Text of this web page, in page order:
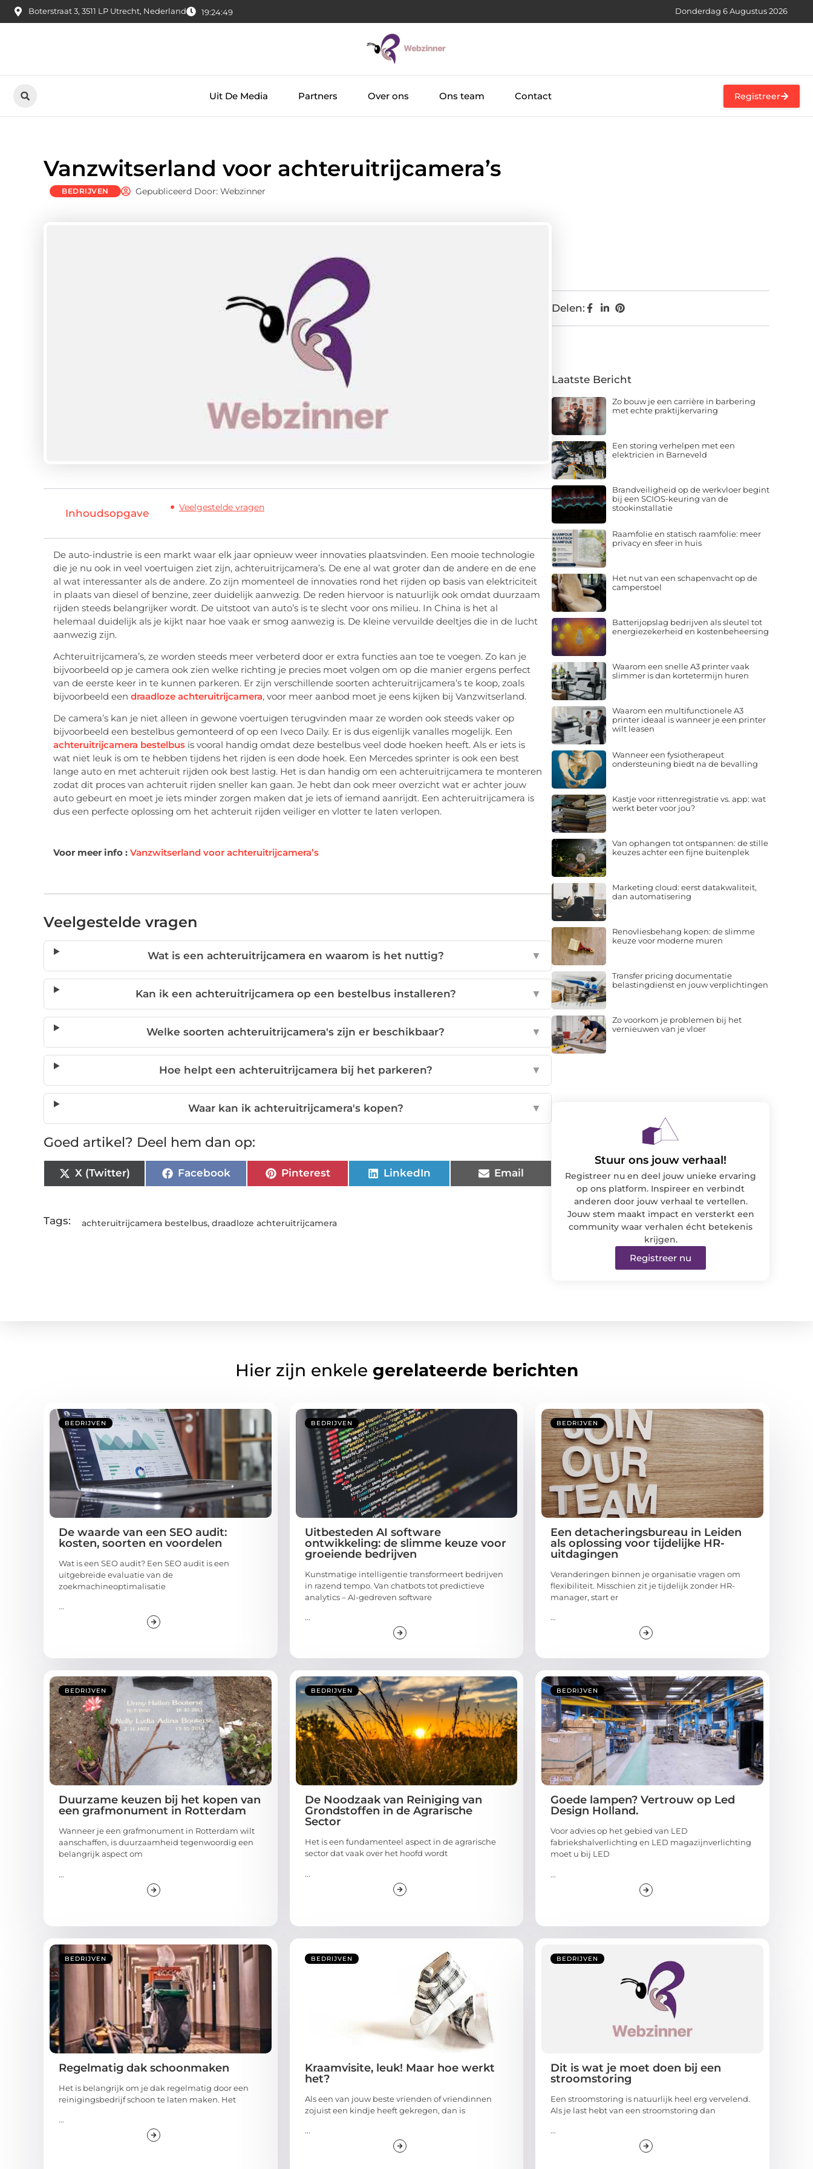
Boterstraat 3, 3511 LP Utrecht, Nederland 19:24:51 Donderdag 6 Augustus 2026
Uit De Media Partners Over ons Ons team Contact Registreer
Vanzwitserland voor achteruitrijcamera’s
BEDRIJVEN Gepubliceerd Door: Webzinner
Inhoudsopgave Veelgestelde vragen
De auto-industrie is een markt waar elk jaar opnieuw weer innovaties plaatsvinden. Een mooie technologie
die je nu ook in veel voertuigen ziet zijn, achteruitrijcamera’s. De ene al wat groter dan de andere en de ene
al wat interessanter als de andere. Zo zijn momenteel de innovaties rond het rijden op basis van elektriciteit
in plaats van diesel of benzine, zeer duidelijk aanwezig. De reden hiervoor is natuurlijk ook omdat duurzaam
rijden steeds belangrijker wordt. De uitstoot van auto’s is te slecht voor ons milieu. In China is het al
helemaal duidelijk als je kijkt naar hoe vaak er smog aanwezig is. De kleine vervuilde deeltjes die in de lucht
aanwezig zijn.
Achteruitrijcamera’s, ze worden steeds meer verbeterd door er extra functies aan toe te voegen. Zo kan je
bijvoorbeeld op je camera ook zien welke richting je precies moet volgen om op die manier ergens perfect
van de eerste keer in te kunnen parkeren. Er zijn verschillende soorten achteruitrijcamera’s te koop, zoals
bijvoorbeeld een draadloze achteruitrijcamera, voor meer aanbod moet je eens kijken bij Vanzwitserland.
De camera’s kan je niet alleen in gewone voertuigen terugvinden maar ze worden ook steeds vaker op
bijvoorbeeld een bestelbus gemonteerd of op een Iveco Daily. Er is dus eigenlijk vanalles mogelijk. Een
achteruitrijcamera bestelbus is vooral handig omdat deze bestelbus veel dode hoeken heeft. Als er iets is
wat niet leuk is om te hebben tijdens het rijden is een dode hoek. Een Mercedes sprinter is ook een best
lange auto en met achteruit rijden ook best lastig. Het is dan handig om een achteruitrijcamera te monteren
zodat dit proces van achteruit rijden sneller kan gaan. Je hebt dan ook meer overzicht wat er achter jouw
auto gebeurt en moet je iets minder zorgen maken dat je iets of iemand aanrijdt. Een achteruitrijcamera is
dus een perfecte oplossing om het achteruit rijden veiliger en vlotter te laten verlopen.
Voor meer info : Vanzwitserland voor achteruitrijcamera’s
Veelgestelde vragen
Wat is een achteruitrijcamera en waarom is het nuttig? ▼
Kan ik een achteruitrijcamera op een bestelbus installeren? ▼
Welke soorten achteruitrijcamera's zijn er beschikbaar? ▼
Hoe helpt een achteruitrijcamera bij het parkeren? ▼
Waar kan ik achteruitrijcamera's kopen? ▼
Goed artikel? Deel hem dan op:
X (Twitter) Facebook Pinterest LinkedIn Email
Tags: achteruitrijcamera bestelbus, draadloze achteruitrijcamera
Delen:
Laatste Bericht
Zo bouw je een carrière in barbering
met echte praktijkervaring
Een storing verhelpen met een
elektricien in Barneveld
Brandveiligheid op de werkvloer begint
bij een SCIOS-keuring van de
stookinstallatie
Raamfolie en statisch raamfolie: meer
privacy en sfeer in huis
Het nut van een schapenvacht op de
camperstoel
Batterijopslag bedrijven als sleutel tot
energiezekerheid en kostenbeheersing
Waarom een snelle A3 printer vaak
slimmer is dan kortetermijn huren
Waarom een multifunctionele A3
printer ideaal is wanneer je een printer
wilt leasen
Wanneer een fysiotherapeut
ondersteuning biedt na de bevalling
Kastje voor rittenregistratie vs. app: wat
werkt beter voor jou?
Van ophangen tot ontspannen: de stille
keuzes achter een fijne buitenplek
Marketing cloud: eerst datakwaliteit,
dan automatisering
Renovliesbehang kopen: de slimme
keuze voor moderne muren
Transfer pricing documentatie
belastingdienst en jouw verplichtingen
Zo voorkom je problemen bij het
vernieuwen van je vloer
Stuur ons jouw verhaal!
Registreer nu en deel jouw unieke ervaring
op ons platform. Inspireer en verbindt
anderen door jouw verhaal te vertellen.
Jouw stem maakt impact en versterkt een
community waar verhalen écht betekenis
krijgen.
Registreer nu
Hier zijn enkele gerelateerde berichten
BEDRIJVEN
De waarde van een SEO audit:
kosten, soorten en voordelen
Wat is een SEO audit? Een SEO audit is een
uitgebreide evaluatie van de
zoekmachineoptimalisatie
...
BEDRIJVEN
Uitbesteden AI software
ontwikkeling: de slimme keuze voor
groeiende bedrijven
Kunstmatige intelligentie transformeert bedrijven
in razend tempo. Van chatbots tot predictieve
analytics – AI-gedreven software
...
BEDRIJVEN
Een detacheringsbureau in Leiden
als oplossing voor tijdelijke HR-
uitdagingen
Veranderingen binnen je organisatie vragen om
flexibiliteit. Misschien zit je tijdelijk zonder HR-
manager, start er
...
BEDRIJVEN
Duurzame keuzen bij het kopen van
een grafmonument in Rotterdam
Wanneer je een grafmonument in Rotterdam wilt
aanschaffen, is duurzaamheid tegenwoordig een
belangrijk aspect om
...
BEDRIJVEN
De Noodzaak van Reiniging van
Grondstoffen in de Agrarische
Sector
Het is een fundamenteel aspect in de agrarische
sector dat vaak over het hoofd wordt
...
BEDRIJVEN
Goede lampen? Vertrouw op Led
Design Holland.
Voor advies op het gebied van LED
fabriekshalverlichting en LED magazijnverlichting
moet u bij LED
...
BEDRIJVEN
Regelmatig dak schoonmaken
Het is belangrijk om je dak regelmatig door een
reinigingsbedrijf schoon te laten maken. Het
...
BEDRIJVEN
Kraamvisite, leuk! Maar hoe werkt
het?
Als een van jouw beste vrienden of vriendinnen
zojuist een kindje heeft gekregen, dan is
...
BEDRIJVEN
Dit is wat je moet doen bij een
stroomstoring
Een stroomstoring is natuurlijk heel erg vervelend.
Als je last hebt van een stroomstoring dan
...